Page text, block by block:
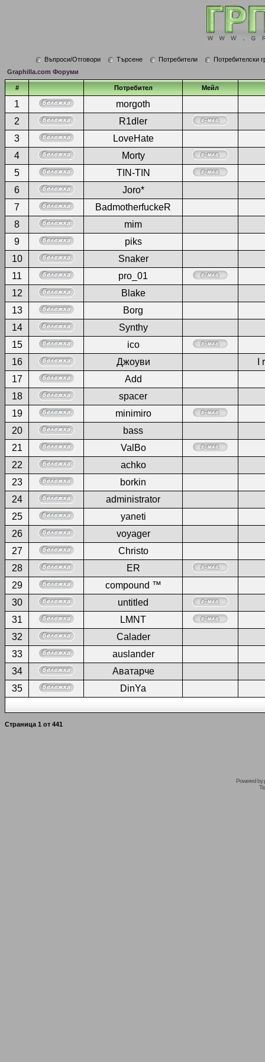
Въпроси/Отговори Търсене Потребители
Потребителски
Graphilla.com Форуми
# Потребител Мейл
1
morgoth
2
R1dler
3
LoveHate
4
Morty
5
TIN-TIN
6
Joro*
7
BadmotherfuckeR
8
mim
9
piks
10
Snaker
11
pro_01
12
Blake
13
Borg
14
Synthy
15
ico
16
Джоуви
17
Add
18
spacer
19
minimiro
20
bass
21
ValBo
22
achko
23
borkin
24
administrator
25
yaneti
26
voyager
27
Christo
28
ER
29
compound ™
30
untitled
31
LMNT
32
Calader
33
auslander
34
Аватарче
35
DinYa
Страница 1 от 441
Powered by